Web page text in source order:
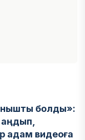
болды»:
адам видеоға